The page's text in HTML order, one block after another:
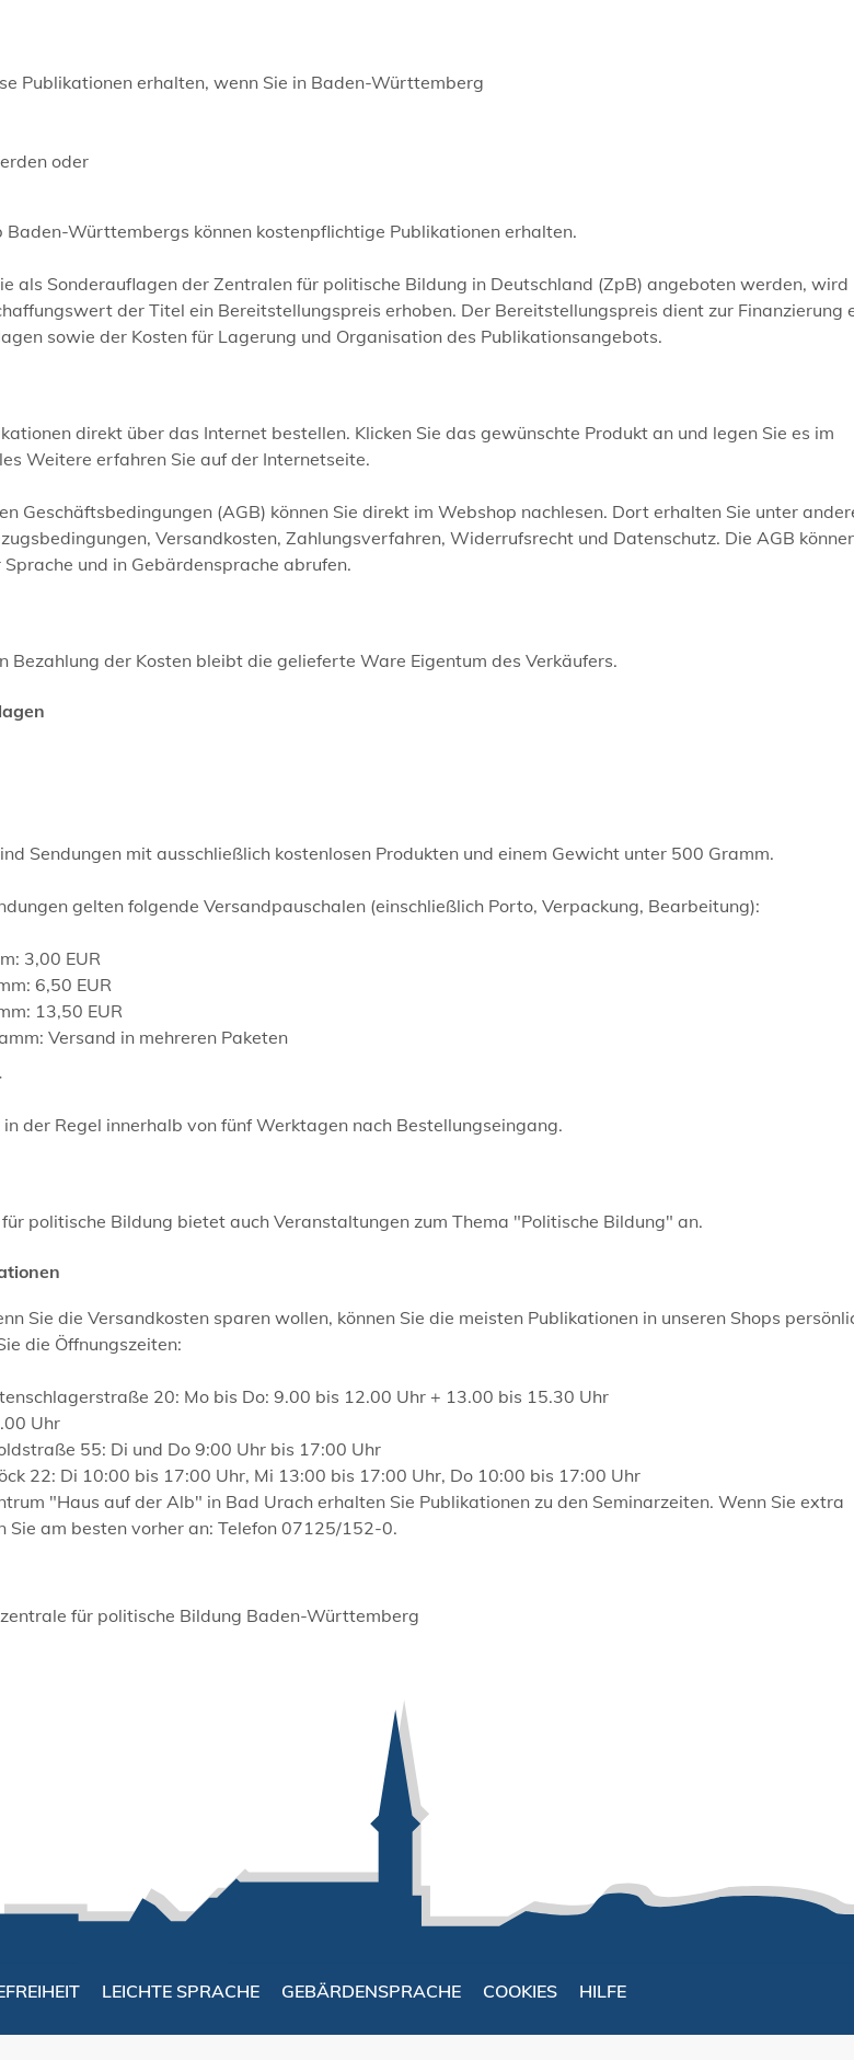
Publikationen erhalten, wenn Sie in Baden-Württemberg
oder
Baden-Württembergs können kostenpflichtige Publikationen erhalten.
als Sonderauflagen der Zentralen für politische Bildung in Deutschland (ZpB) angeboten werden, wird
der Titel ein Bereitstellungspreis erhoben. Der Bereitstellungspreis dient zur Finanzierung
sowie der Kosten für Lagerung und Organisation des Publikationsangebots.
direkt über das Internet bestellen. Klicken Sie das gewünschte Produkt an und legen Sie es im
Weitere erfahren Sie auf der Internetseite.
Geschäftsbedingungen (AGB) können Sie direkt im Webshop nachlesen. Dort erhalten Sie unter
Versandkosten, Zahlungsverfahren, Widerrufsrecht und Datenschutz. Die AGB
und in Gebärdensprache abrufen.
Bezahlung der Kosten bleibt die gelieferte Ware Eigentum des Verkäufers.
Sendungen mit ausschließlich kostenlosen Produkten und einem Gewicht unter 500 Gramm.
gelten folgende Versandpauschalen (einschließlich Porto, Verpackung, Bearbeitung):
3,00 EUR
6,50 EUR
13,50 EUR
Versand in mehreren Paketen
der Regel innerhalb von fünf Werktagen nach Bestellungseingang.
politische Bildung bietet auch Veranstaltungen zum Thema "Politische Bildung" an.
Sie die Versandkosten sparen wollen, können Sie die meisten Publikationen in unseren Shops
die Öffnungszeiten:
20: Mo bis Do: 9.00 bis 12.00 Uhr + 13.00 bis 15.30 Uhr
Uhr
55: Di und Do 9:00 Uhr bis 17:00 Uhr
22: Di 10:00 bis 17:00 Uhr, Mi 13:00 bis 17:00 Uhr, Do 10:00 bis 17:00 Uhr
"Haus auf der Alb" in Bad Urach erhalten Sie Publikationen zu den Seminarzeiten. Wenn Sie extra
Sie am besten vorher an: Telefon 07125/152-0.
für politische Bildung Baden-Württemberg
LEICHTE SPRACHE GEBÄRDENSPRACHE COOKIES HILFE